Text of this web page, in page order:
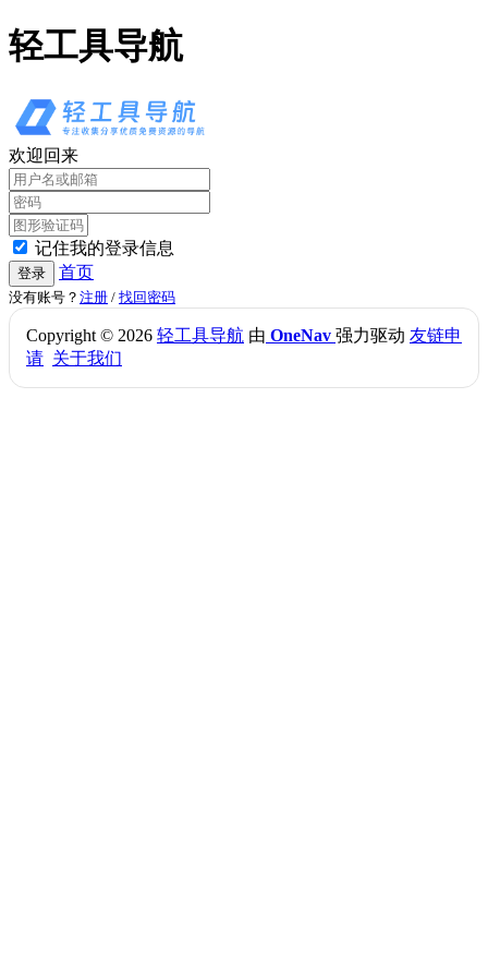
轻工具导航
欢迎回来
记住我的登录信息
登录 首页
没有账号？ 注册 / 找回密码
Copyright © 2026 轻工具导航 由 OneNav 强力驱动 友链申
请 关于我们